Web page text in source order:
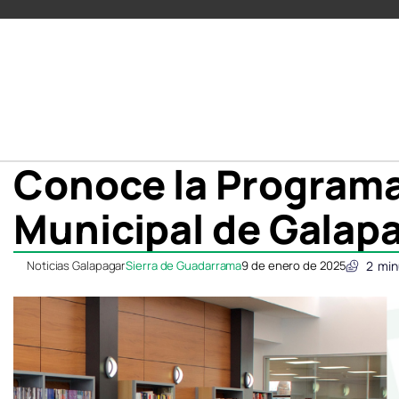
Conoce la
Municipal de
Noticias GalapagarSierra de Guadarrama9 de enero de 2025 2
en en
en en